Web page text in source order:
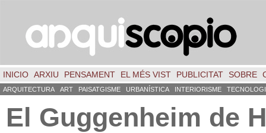
INICIO ARXIU PENSAMENT EL MÉS VIST PUBLICITAT SOBRE
ARQUITECTURA ART PAISATGISME URBANÍSTICA INTERIORISME
El Guggenheim de